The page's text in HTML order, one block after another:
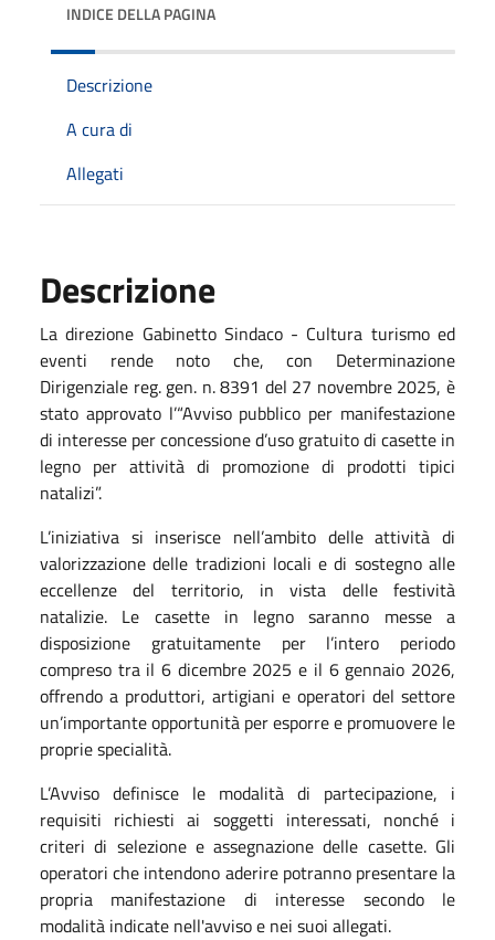
INDICE DELLA PAGINA
Descrizione
A cura di
Allegati
Descrizione
La direzione Gabinetto Sindaco - Cultura turismo ed
eventi rende noto che, con Determinazione
Dirigenziale reg. gen. n. 8391 del 27 novembre 2025, è
stato approvato l’“Avviso pubblico per manifestazione
di interesse per concessione d’uso gratuito di casette in
legno per attività di promozione di prodotti tipici
natalizi”.
L’iniziativa si inserisce nell’ambito delle attività di
valorizzazione delle tradizioni locali e di sostegno alle
eccellenze del territorio, in vista delle festività
natalizie. Le casette in legno saranno messe a
disposizione gratuitamente per l’intero periodo
compreso tra il 6 dicembre 2025 e il 6 gennaio 2026,
offrendo a produttori, artigiani e operatori del settore
un’importante opportunità per esporre e promuovere le
proprie specialità.
L’Avviso definisce le modalità di partecipazione, i
requisiti richiesti ai soggetti interessati, nonché i
criteri di selezione e assegnazione delle casette. Gli
operatori che intendono aderire potranno presentare la
propria manifestazione di interesse secondo le
modalità indicate nell'avviso e nei suoi allegati.